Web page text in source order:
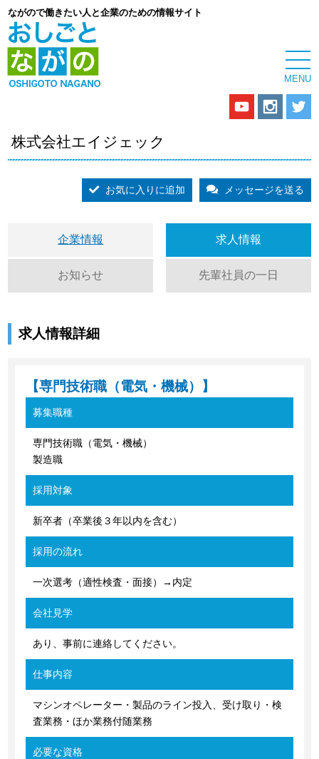
ながので働きたい人と企業のための情報サイト
株式会社エイジェック
お気に入りに追加 メッセージを送る
企業情報 求人情報
お知らせ 先輩社員の一日
求人情報詳細
【専門技術職（電気・機械）】
募集職種
専門技術職（電気・機械）
製造職
採用対象
新卒者（卒業後３年以内を含む）
採用の流れ
一次選考（適性検査・面接）→内定
会社見学
あり、事前に連絡してください。
仕事内容
マシンオペレーター・製品のライン投入、受け取り・検
査業務・ほか業務付随業務
必要な資格